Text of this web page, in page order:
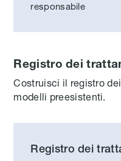
responsabile
Registro dei
Costruisci il registro
modelli preesistenti.
Registro dei